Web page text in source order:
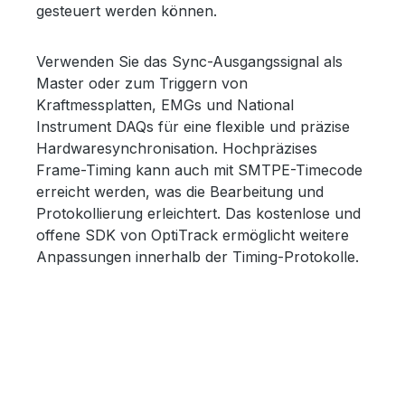
gesteuert werden können.
Verwenden Sie das Sync-Ausgangssignal als
Master oder zum Triggern von
Kraftmessplatten, EMGs und National
Instrument DAQs für eine flexible und präzise
Hardwaresynchronisation. Hochpräzises
Frame-Timing kann auch mit SMTPE-Timecode
erreicht werden, was die Bearbeitung und
Protokollierung erleichtert. Das kostenlose und
offene SDK von OptiTrack ermöglicht weitere
Anpassungen innerhalb der Timing-Protokolle.